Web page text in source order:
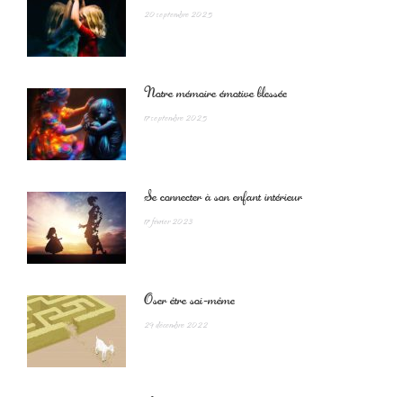
20 septembre 2025
Notre mémoire émotive blessée
17 septembre 2025
Se connecter à son enfant intérieur
17 février 2023
Oser être soi-même
29 décembre 2022